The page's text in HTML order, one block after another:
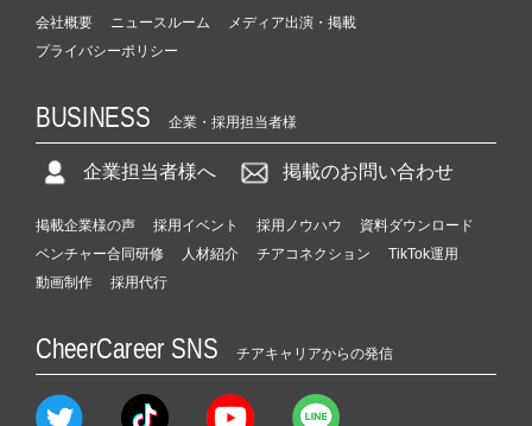
会社概要 ニュースルーム
メディア出演・掲載
プライバシーポリシー
BUSINESS 企業・採用担当者様
企業担当者様へ 掲載のお問い合わせ
掲載企業様の声 採用イベント 採用ノウハウ
資料ダウンロード
ベンチャー合同研修
人材紹介 チアコネクション
TikTok運用
動画制作
採用代行
CheerCareer SNS チアキャリアからの発信